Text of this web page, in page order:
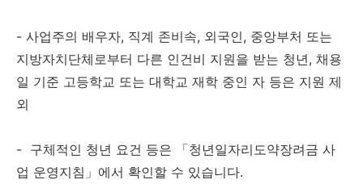
- 사업주의 배우자, 직계 존비속, 외국인, 중앙부처 또는
지방자치단체로부터 다른 인건비 지원을 받는 청년, 채용
일 기준 고등학교 또는 대학교 재학 중인 자 등은 지원 제
외
- 구체적인 청년 요건 등은 「청년일자리도약장려금 사
업 운영지침」에서 확인할 수 있습니다.